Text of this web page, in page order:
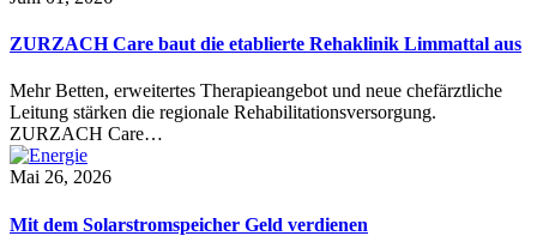
ZURZACH Care baut die etablierte Rehaklinik Limmattal aus
Mehr Betten, erweitertes Therapieangebot und neue chefärztliche
Leitung stärken die regionale Rehabilitationsversorgung.
ZURZACH Care…
Mai 26, 2026
Mit dem Solarstromspeicher Geld verdienen